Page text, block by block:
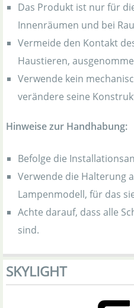
Das Produkt ist nur für
Innenräumen und bei
Vermeide den Kontakt
Haustieren,
Verwende kein
verändere seine
Hinweise zur Handhabung:
Befolge die
Verwende die Halterung
Lampenmodell, für das
Achte darauf, dass alle
sind.
SKYLIGHT